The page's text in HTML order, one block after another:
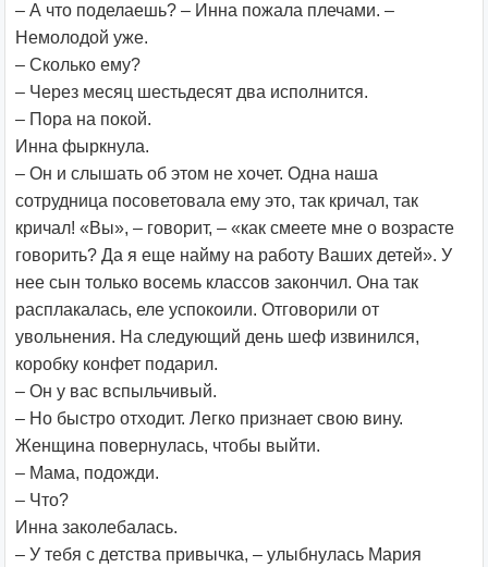
– А что поделаешь? – Инна пожала плечами. –
Немолодой уже.
– Сколько ему?
– Через месяц шестьдесят два исполнится.
– Пора на покой.
Инна фыркнула.
– Он и слышать об этом не хочет. Одна наша
сотрудница посоветовала ему это, так кричал, так
кричал! «Вы», – говорит, – «как смеете мне о возрасте
говорить? Да я еще найму на работу Ваших детей». У
нее сын только восемь классов закончил. Она так
расплакалась, еле успокоили. Отговорили от
увольнения. На следующий день шеф извинился,
коробку конфет подарил.
– Он у вас вспыльчивый.
– Но быстро отходит. Легко признает свою вину.
Женщина повернулась, чтобы выйти.
– Мама, подожди.
– Что?
Инна заколебалась.
– У тебя с детства привычка, – улыбнулась Мария